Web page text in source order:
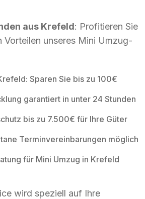
aus Krefeld: Profitieren Sie
Vorteilen unseres Mini Umzug-
Sparen Sie bis zu 100€
garantiert in unter 24 Stunden
bis zu 7.500€ für Ihre Güter
Terminvereinbarungen möglich
für Mini Umzug in Krefeld
wird speziell auf Ihre